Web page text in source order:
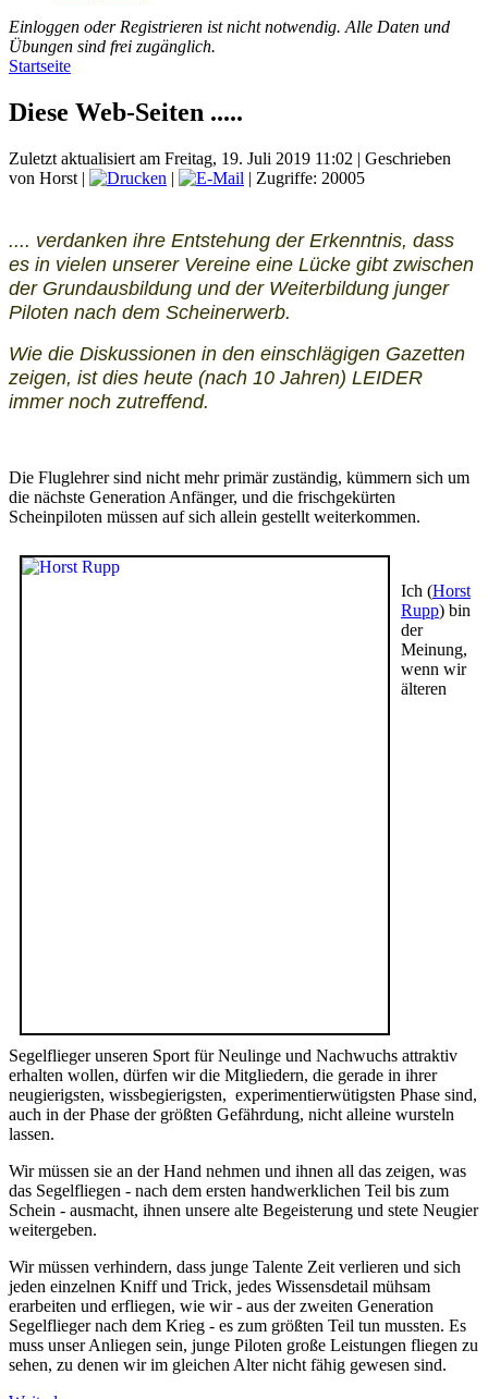
Einloggen oder Registrieren ist nicht notwendig. Alle Daten und
Übungen sind frei zugänglich.
Startseite
Diese Web-Seiten .....
Zuletzt aktualisiert am Freitag, 19. Juli 2019 11:02 | Geschrieben
von Horst | | | Zugriffe: 20005
.... verdanken ihre Entstehung der Erkenntnis, dass
es in vielen unserer Vereine eine Lücke gibt zwischen
der Grundausbildung und der Weiterbildung junger
Piloten nach dem Scheinerwerb.
Wie die Diskussionen in den einschlägigen Gazetten
zeigen, ist dies heute (nach 10 Jahren) LEIDER
immer noch zutreffend.
Die Fluglehrer sind nicht mehr primär zuständig, kümmern sich um
die nächste Generation Anfänger, und die frischgekürten
Scheinpiloten müssen auf sich allein gestellt weiterkommen.
Ich (Horst
Rupp) bin
der
Meinung,
wenn wir
älteren
Segelflieger unseren Sport für Neulinge und Nachwuchs attraktiv
erhalten wollen, dürfen wir die Mitgliedern, die gerade in ihrer
neugierigsten, wissbegierigsten, experimentierwütigsten Phase sind,
auch in der Phase der größten Gefährdung, nicht alleine wursteln
lassen.
Wir müssen sie an der Hand nehmen und ihnen all das zeigen, was
das Segelfliegen - nach dem ersten handwerklichen Teil bis zum
Schein - ausmacht, ihnen unsere alte Begeisterung und stete Neugier
weitergeben.
Wir müssen verhindern, dass junge Talente Zeit verlieren und sich
jeden einzelnen Kniff und Trick, jedes Wissensdetail mühsam
erarbeiten und erfliegen, wie wir - aus der zweiten Generation
Segelflieger nach dem Krieg - es zum größten Teil tun mussten. Es
muss unser Anliegen sein, junge Piloten große Leistungen fliegen zu
sehen, zu denen wir im gleichen Alter nicht fähig gewesen sind.